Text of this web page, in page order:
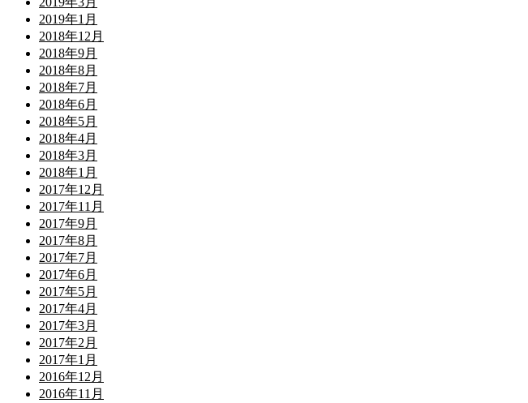
2019年1月
2018年12月
2018年9月
2018年8月
2018年7月
2018年6月
2018年5月
2018年4月
2018年3月
2018年1月
2017年12月
2017年11月
2017年9月
2017年8月
2017年7月
2017年6月
2017年5月
2017年4月
2017年3月
2017年2月
2017年1月
2016年12月
2016年11月